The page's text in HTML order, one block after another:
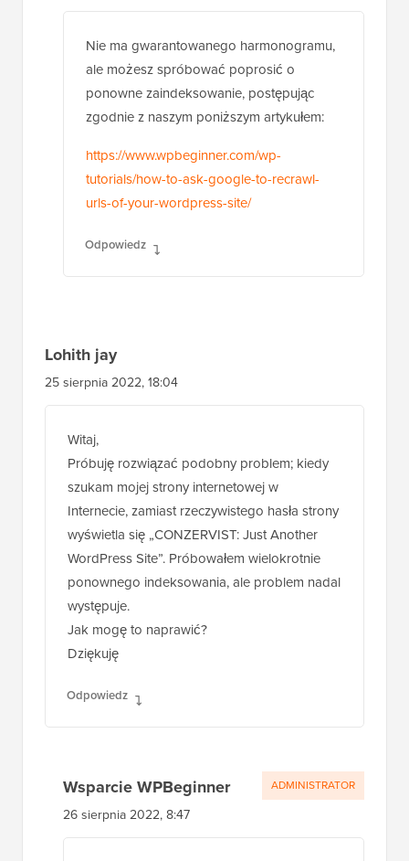
Nie ma gwarantowanego harmonogramu,
ale możesz spróbować poprosić o
ponowne zaindeksowanie, postępując
zgodnie z naszym poniższym artykułem:
https://www.wpbeginner.com/wp-
tutorials/how-to-ask-google-to-recrawl-
urls-of-your-wordpress-site/
Odpowiedz
Lohith jay
25 sierpnia 2022, 18:04
Witaj,
Próbuję rozwiązać podobny problem; kiedy
szukam mojej strony internetowej w
Internecie, zamiast rzeczywistego hasła strony
wyświetla się „CONZERVIST: Just Another
WordPress Site”. Próbowałem wielokrotnie
ponownego indeksowania, ale problem nadal
występuje.
Jak mogę to naprawić?
Dziękuję
Odpowiedz
Wsparcie WPBeginner
26 sierpnia 2022, 8:47
ADMINISTRATOR